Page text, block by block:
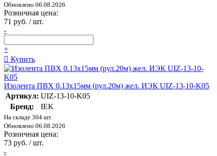
Обновлено 06.08.2026
Розничная цена:
71 руб. / шт.
-
+
Купить
Изолента ПВХ 0.13х15мм (рул.20м) жел. ИЭК UIZ-13-10-K05
Артикул: UIZ-13-10-K05
Бренд:
IEK
На складе 304 шт.
Обновлено 06.08.2026
Розничная цена:
73 руб. / шт.
-